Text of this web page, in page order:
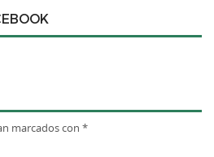
marcados con *